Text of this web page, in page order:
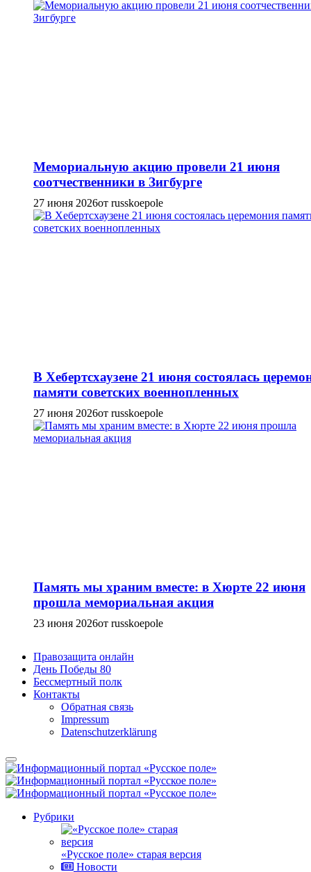
Мемориальную акцию провели 21 июня
соотчественники в Зигбурге
27 июня 2026от russkoepole
В Хебертсхаузене 21 июня состоялась
памяти советских военнопленных
27 июня 2026от russkoepole
Память мы храним вместе: в Хюрте 22 июня
прошла мемориальная акция
23 июня 2026от russkoepole
Правозащита онлайн
День Победы 80
Бессмертный полк
Контакты
Обратная связь
Impressum
Datenschutzerklärung
Рубрики
«Русское поле» старая версия
Новости